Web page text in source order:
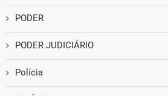
PODER
PODER JUDICIÁRIO
Polícia